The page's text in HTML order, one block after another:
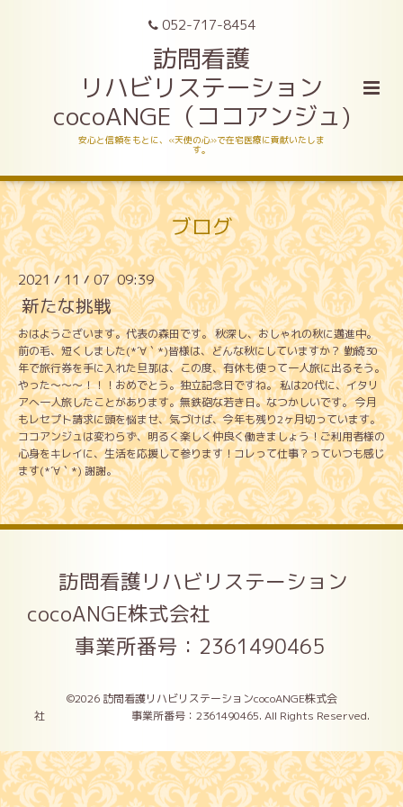
052-717-8454
訪問看護
リハビリステーション
cocoANGE（ココアンジュ)
安心と信頼をもとに、«天使の心»で在宅医療に貢献いたしま
す。
ブログ
2021 /11/07 09:39
新たな挑戦
おはようございます。代表の森田です。 秋深し、おしゃれの秋に邁進中。
前の毛、短くしました(*´∀｀*)皆様は、どんな秋にしていますか？ 勤続30
年で旅行券を手に入れた旦那は、この度、有休も使って一人旅に出るそう。
やった～～～！！！おめでとう。独立記念日ですね。 私は20代に、イタリ
アへ一人旅したことがあります。無鉄砲な若き日。なつかしいです。 今月
もレセプト請求に頭を悩ませ、気づけば、今年も残り2ヶ月切っています。
ココアンジュは変わらず、明るく楽しく仲良く働きましょう！ご利用者様の
心身をキレイに、生活を応援して参ります！コレって仕事？っていつも感じ
ます(*´∀｀*) 謝謝。
訪問看護リハビリステーション
cocoANGE株式会社
事業所番号：2361490465
©2026 訪問看護リハビリステーションcocoANGE株式会
社 事業所番号：2361490465. All Rights Reserved.